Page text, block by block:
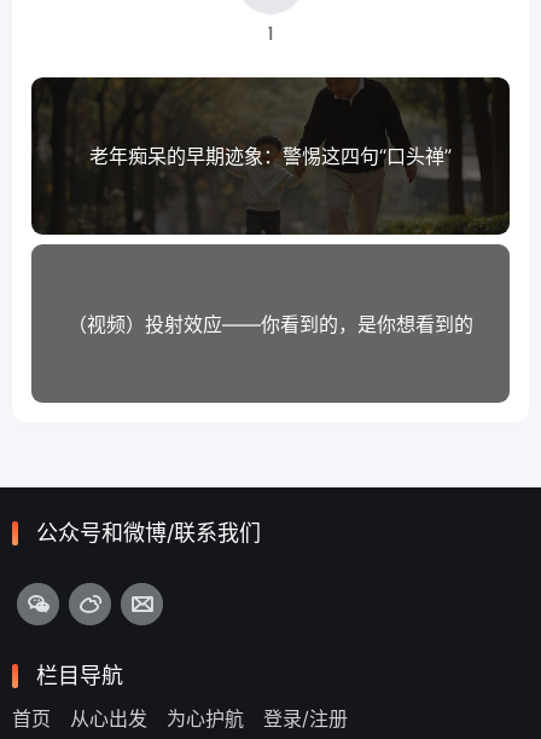
1
老年痴呆的早期迹象：警惕这四句“口头禅”
（视频）投射效应——你看到的，是你想看到的
公众号和微博/联系我们
栏目导航
首页 从心出发 为心护航 登录/注册